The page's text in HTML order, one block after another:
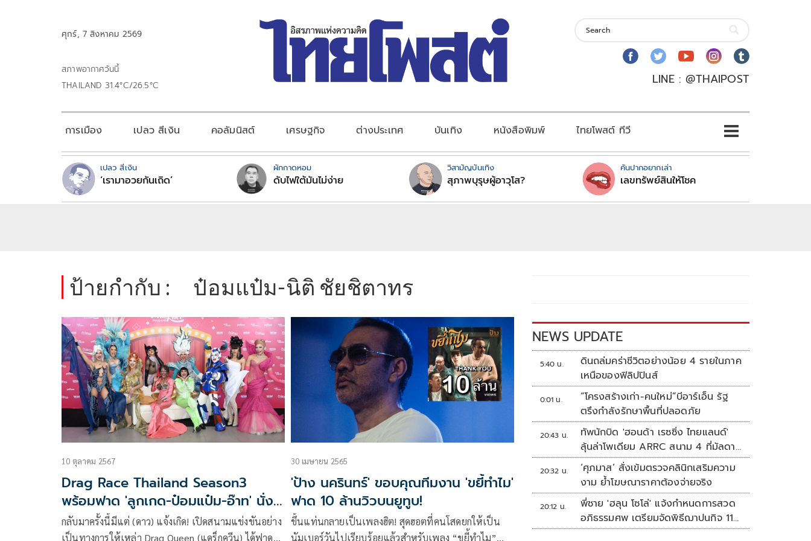
ศุกร์, 7 สิงหาคม 2569
สภาพอากาศวันนี้
THAILAND 31.4°C/26.5°C
LINE : @THAIPOST
การเมือง เปลว สีเงิน คอลัมนิสต์ เศรษฐกิจ ต่างประเทศ บันเทิง หนังสือพิมพ์ ไทยโพสต์ ทีวี
เปลว สีเงิน
‘เรามาอวยกันเถิด’
ผักกาดหอม
ดับไฟใต้มันไม่ง่าย
วิสามัญบันเทิง
สุภาพบุรุษผู้อาวุโส?
คันปากอยากเล่า
เลขทรัพย์สินให้โชค
ป้ายกำกับ : ป๋อมแป๋ม-นิติ ชัยชิตาทร
10 ตุลาคม 2567
Drag Race Thailand Season3
พร้อมฟาด 'ลูกเกด-ป๋อมแป๋ม-อ๊าท' นั่ง
กรรมการ
กลับมาครั้งนี้มีแต่ (ดาว) แจ้งเกิด! เปิดสนามแข่งขันอย่าง
เป็นทางการให้เหล่า Drag Queen (แดร็กควีน) ได้ฟาด
30 เมษายน 2565
'ป้าง นครินทร์' ขอบคุณทีมงาน 'ขยี้ทำไม'
ฟาด 10 ล้านวิวบนยูทูบ!
ขึ้นแท่นกลายเป็นเพลงฮิต! สุดฮอตที่คนโสดยกให้เป็น
นัมเบอร์วันไปเรียบร้อยแล้วสำหรับเพลง “ขยี้ทำไม”
NEWS UPDATE
5:40 น.
ดินถล่มคร่าชีวิตอย่างน้อย 4 รายในภาค
เหนือของฟิลิปปินส์
0:01 น.
“โครงสร้างเก่า-คนใหม่”บีอาร์เอ็น รัฐ
ตรึงกำลังรักษาพื้นที่ปลอดภัย
20:43 น.
ทัพนักบิด 'ฮอนด้า เรซซิ่ง ไทยแลนด์'
ลุ้นล่าโพเดียม ARRC สนาม 4 ที่มัลดาลิ
กา
20:32 น.
‘ศุภมาส’ สั่งเข้มตรวจคลินิกเสริมความ
งาม ย้ำโฆษณาราคาต้องจ่ายจริง
20:12 น.
พี่ชาย 'ฮลุน โซโล่' แจ้งกำหนดการสวด
อภิธรรมศพ เตรียมจัดพิธีฌาปนกิจ 11
ส.ค.